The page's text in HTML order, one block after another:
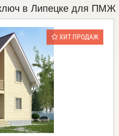
в Липецке для ПМЖ
ХИТ ПРОДАЖ